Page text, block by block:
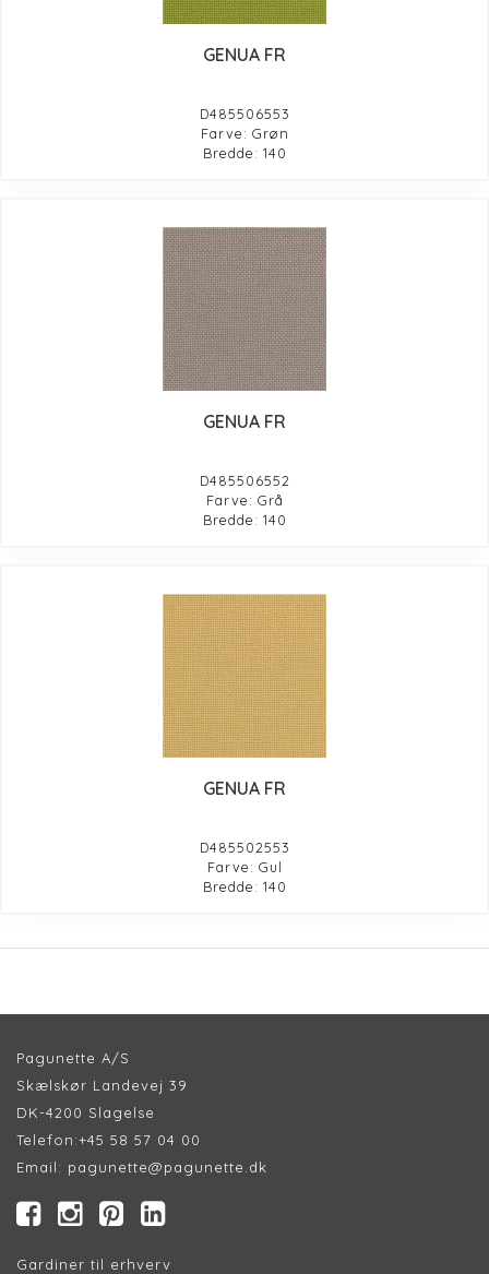
GENUA FR
D485506553
Farve: Grøn
Bredde: 140
GENUA FR
D485506552
Farve: Grå
Bredde: 140
GENUA FR
D485502553
Farve: Gul
Bredde: 140
Pagunette A/S
Skælskør Landevej 39
DK-4200 Slagelse
Telefon:+45 58 57 04 00
Email: pagunette@pagunette.dk
Gardiner til erhverv